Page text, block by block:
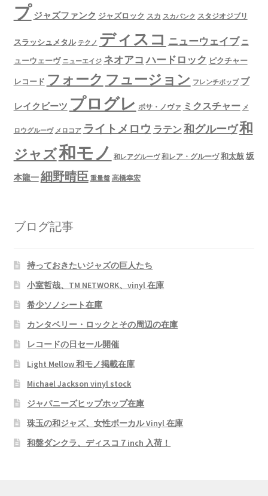
プ ジャズファンク ジャズロック スカ スカパンク スタジオジブリ
スラッシュメタル テクノ ディスコ ニューウェイブ ニ
ューウェーヴ ニューエイジ ネオアコ ハードロック ピクチャー
レコード フォーク フュージョン フレンチポップ ブ
レイクビーツ プログレ ボサ・ノヴァ ミクスチャー メ
ロウグルーヴ メロコア ライトメロウ ラテン 和グルーヴ和
ジャズ和モノ 和レアグルーヴ 和レア・グルーヴ 和太鼓坂
本龍一細野晴臣 重量盤 高橋幸宏
ブログ記事
持っておきたいジャズの巨人たち
小室哲哉、TM NETWORK、vinyl 在庫
希少ソノシート在庫
カンタベリー・ロックとその周辺の在庫
レコードの日セール開催
Light Mellow 和モノ掲載在庫
Michael Jackson vinyl stock
ジャパニーズヒップホップ在庫
珠玉の和ジャズ、女性ボーカル Vinyl 在庫
和盤ダンクラ、ディスコ７inch 入荷！